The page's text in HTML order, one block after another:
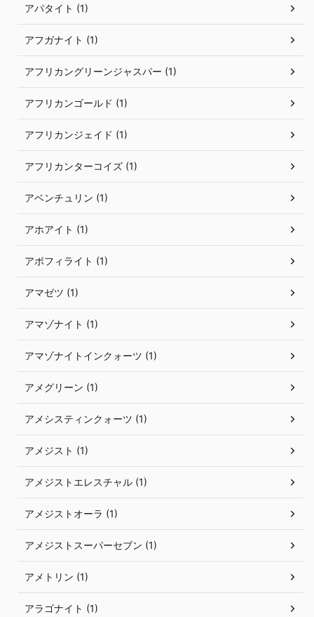
アパタイト (1)
アフガナイト (1)
アフリカングリーンジャスパー (1)
アフリカンゴールド (1)
アフリカンジェイド (1)
アフリカンターコイズ (1)
アベンチュリン (1)
アホアイト (1)
アポフィライト (1)
アマゼツ (1)
アマゾナイト (1)
アマゾナイトインクォーツ (1)
アメグリーン (1)
アメシスティンクォーツ (1)
アメジスト (1)
アメジストエレスチャル (1)
アメジストオーラ (1)
アメジストスーパーセブン (1)
アメトリン (1)
アラゴナイト (1)